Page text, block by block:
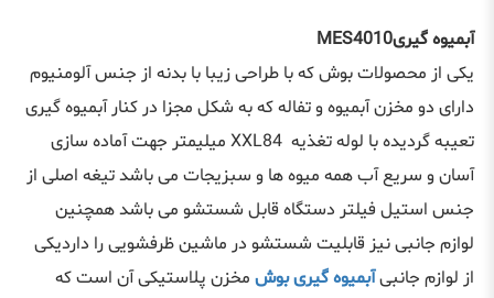
آبمیوه گیریMES4010
یکی از محصولات بوش که با طراحی زیبا با بدنه از جنس آلومنیوم
دارای دو مخزن آبمیوه و تفاله که به شکل مجزا در کنار آبمیوه گیری
تعیبه گردیده با لوله تغذیه XXL84 میلیمتر جهت آماده‌ سازی
آسان و سریع آب همه میوه ‌ها و سبزیجات می باشد تیغه اصلی از
جنس استیل فیلتر دستگاه قابل شستشو می باشد همچنین
لوازم جانبی نیز قابلیت شستشو در ماشین ظرفشویی را داردیکی
از لوازم جانبیآبمیوه گیری بوش مخزن پلاستیکی آن است که